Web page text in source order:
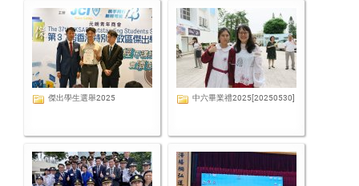
傑出學生選舉2025 中六畢業禮2025[20250530]